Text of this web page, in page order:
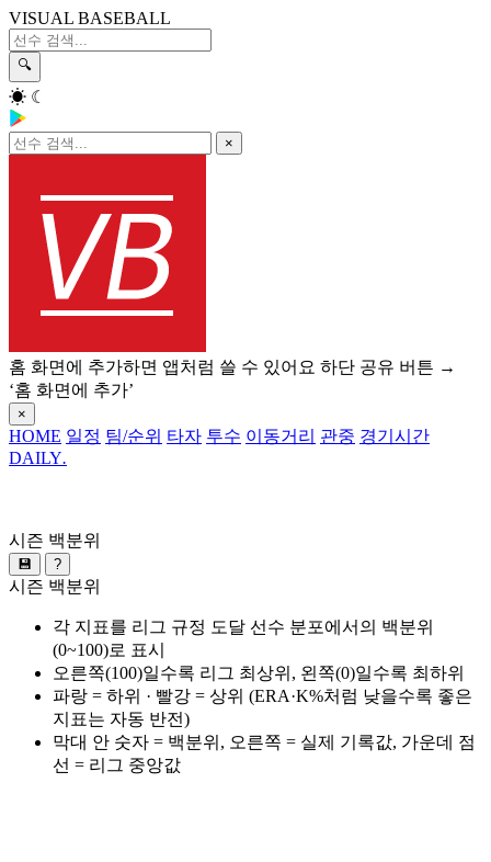
VISUAL BASEBALL
🔍
☀ ☾
×
홈 화면에 추가하면 앱처럼 쓸 수 있어요 하단 공유 버튼 →
‘홈 화면에 추가’
×
HOME 일정 팀/순위 타자 투수 이동거리 관중 경기시간
DAILY.
시즌 백분위
💾 ?
시즌 백분위
각 지표를 리그 규정 도달 선수 분포에서의 백분위
(0~100)로 표시
오른쪽(100)일수록 리그 최상위, 왼쪽(0)일수록 최하위
파랑 = 하위 · 빨강 = 상위 (ERA·K%처럼 낮을수록 좋은
지표는 자동 반전)
막대 안 숫자 = 백분위, 오른쪽 = 실제 기록값, 가운데 점
선 = 리그 중앙값